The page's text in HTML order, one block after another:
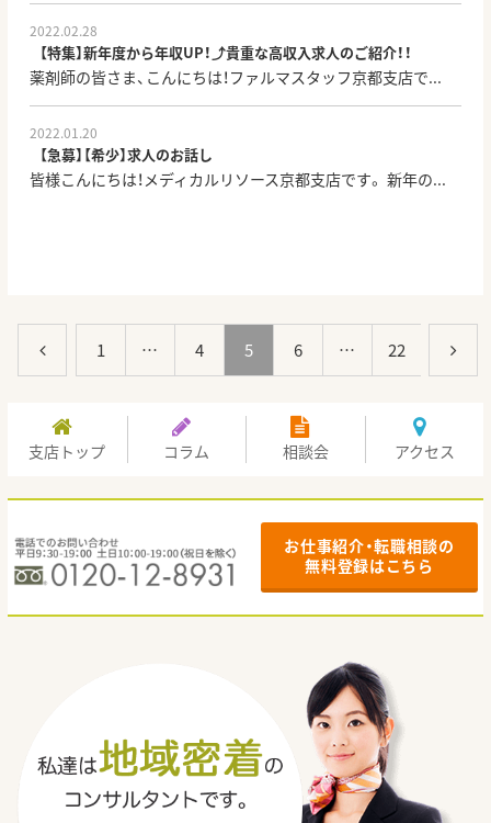
2022.02.28
【特集】新年度から年収UP！⤴貴重な高収入求人のご紹介！！
薬剤師の皆さま、こんにちは！ファルマスタッフ京都支店で...
2022.01.20
【急募】【希少】求人のお話し
皆様こんにちは！メディカルリソース京都支店です。 新年の...
1 … 4 5 6 … 22
支店トップ コラム 相談会 アクセス
お仕事紹介・転職相談の
無料登録はこちら